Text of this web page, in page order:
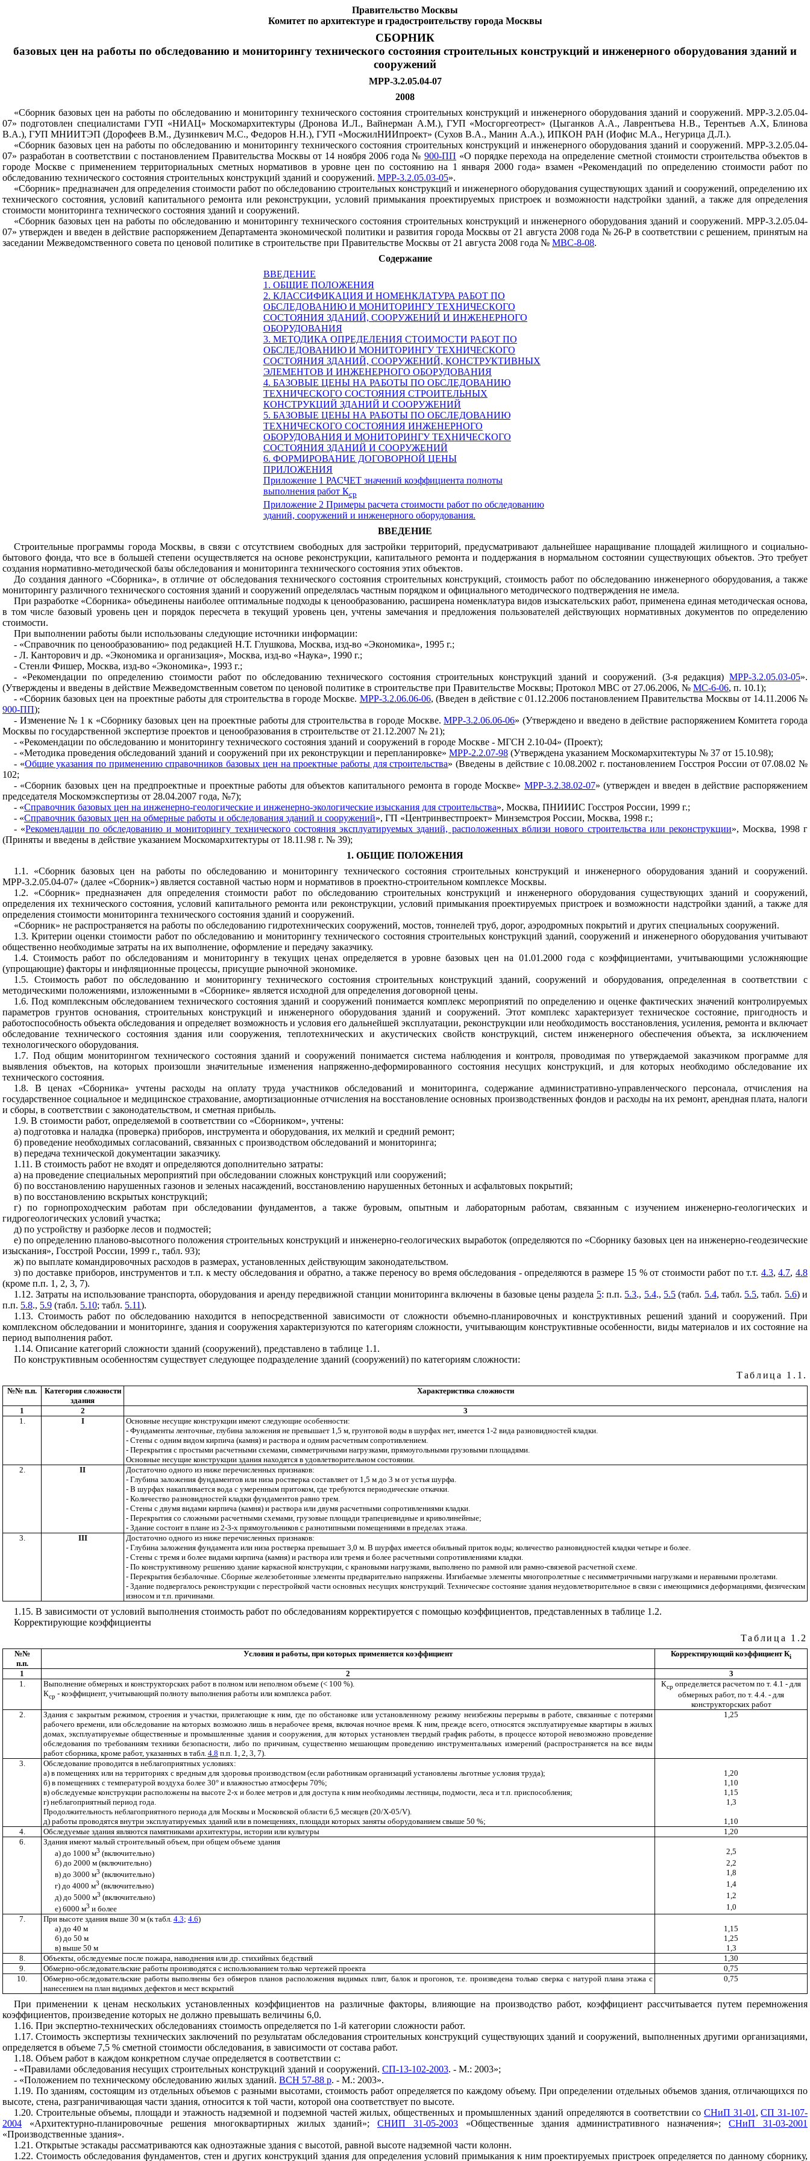
Правительство Москвы
Комитет по архитектуре и градостроительству города Москвы
СБОРНИК
базовых цен на работы по обследованию и мониторингу технического состояния строительных конструкций и инженерного оборудования зданий и
сооружений
МРР-3.2.05.04-07
2008
«Сборник базовых цен на работы по обследованию и мониторингу технического состояния строительных конструкций и инженерного оборудования зданий и сооружений. МРР-3.2.05.04-
07» подготовлен специалистами ГУП «НИАЦ» Москомархитектуры (Дронова И.Л., Вайнерман A.M.), ГУП «Мосгоргеотрест» (Цыганков А.А., Лаврентьева Н.В., Терентьев А.Х, Блинова
В.А.), ГУП МНИИТЭП (Дорофеев В.М., Дузинкевич М.С., Федоров Н.Н.), ГУП «МосжилНИИпроект» (Сухов В.А., Манин А.А.), ИПКОН РАН (Иофис М.А., Негурица Д.Л.).
«Сборник базовых цен на работы по обследованию и мониторингу технического состояния строительных конструкций и инженерного оборудования зданий и сооружений. МРР-3.2.05.04-
07» разработан в соответствии с постановлением Правительства Москвы от 14 ноября 2006 года № 900-ПП «О порядке перехода на определение сметной стоимости строительства объектов в
городе Москве с применением территориальных сметных нормативов в уровне цен по состоянию на 1 января 2000 года» взамен «Рекомендаций по определению стоимости работ по
обследованию технического состояния строительных конструкций зданий и сооружений. МРР-3.2.05.03-05».
«Сборник» предназначен для определения стоимости работ по обследованию строительных конструкций и инженерного оборудования существующих зданий и сооружений, определению их
технического состояния, условий капитального ремонта или реконструкции, условий примыкания проектируемых пристроек и возможности надстройки зданий, а также для определения
стоимости мониторинга технического состояния зданий и сооружений.
«Сборник базовых цен на работы по обследованию и мониторингу технического состояния строительных конструкций и инженерного оборудования зданий и сооружений. МРР-3.2.05.04-
07» утвержден и введен в действие распоряжением Департамента экономической политики и развития города Москвы от 21 августа 2008 года № 26-Р в соответствии с решением, принятым на
заседании Межведомственного совета по ценовой политике в строительстве при Правительстве Москвы от 21 августа 2008 года № МВС-8-08.
Содержание
ВВЕДЕНИЕ
1. ОБЩИЕ ПОЛОЖЕНИЯ
2. КЛАССИФИКАЦИЯ И НОМЕНКЛАТУРА РАБОТ ПО
ОБСЛЕДОВАНИЮ И МОНИТОРИНГУ ТЕХНИЧЕСКОГО
СОСТОЯНИЯ ЗДАНИЙ, СООРУЖЕНИЙ И ИНЖЕНЕРНОГО
ОБОРУДОВАНИЯ
3. МЕТОДИКА ОПРЕДЕЛЕНИЯ СТОИМОСТИ РАБОТ ПО
ОБСЛЕДОВАНИЮ И МОНИТОРИНГУ ТЕХНИЧЕСКОГО
СОСТОЯНИЯ ЗДАНИЙ, СООРУЖЕНИЙ, КОНСТРУКТИВНЫХ
ЭЛЕМЕНТОВ И ИНЖЕНЕРНОГО ОБОРУДОВАНИЯ
4. БАЗОВЫЕ ЦЕНЫ НА РАБОТЫ ПО ОБСЛЕДОВАНИЮ
ТЕХНИЧЕСКОГО СОСТОЯНИЯ СТРОИТЕЛЬНЫХ
КОНСТРУКЦИЙ ЗДАНИЙ И СООРУЖЕНИЙ
5. БАЗОВЫЕ ЦЕНЫ НА РАБОТЫ ПО ОБСЛЕДОВАНИЮ
ТЕХНИЧЕСКОГО СОСТОЯНИЯ ИНЖЕНЕРНОГО
ОБОРУДОВАНИЯ И МОНИТОРИНГУ ТЕХНИЧЕСКОГО
СОСТОЯНИЯ ЗДАНИЙ И СООРУЖЕНИЙ
6. ФОРМИРОВАНИЕ ДОГОВОРНОЙ ЦЕНЫ
ПРИЛОЖЕНИЯ
Приложение 1 РАСЧЕТ значений коэффициента полноты
выполнения работ Кср
Приложение 2 Примеры расчета стоимости работ по обследованию
зданий, сооружений и инженерного оборудования.
ВВЕДЕНИЕ
Строительные программы города Москвы, в связи с отсутствием свободных для застройки территорий, предусматривают дальнейшее наращивание площадей жилищного и социально-
бытового фонда, что все в большей степени осуществляется на основе реконструкции, капитального ремонта и поддержания в нормальном состоянии существующих объектов. Это требует
создания нормативно-методической базы обследования и мониторинга технического состояния этих объектов.
До создания данного «Сборника», в отличие от обследования технического состояния строительных конструкций, стоимость работ по обследованию инженерного оборудования, а также
мониторингу различного технического состояния зданий и сооружений определялась частным порядком и официального методического подтверждения не имела.
При разработке «Сборника» объединены наиболее оптимальные подходы к ценообразованию, расширена номенклатура видов изыскательских работ, применена единая методическая основа,
в том числе базовый уровень цен и порядок пересчета в текущий уровень цен, учтены замечания и предложения пользователей действующих нормативных документов по определению
стоимости.
При выполнении работы были использованы следующие источники информации:
- «Справочник по ценообразованию» под редакцией Н.Т. Глушкова, Москва, изд-во «Экономика», 1995 г.;
- Л. Канторович и др. «Экономика и организация», Москва, изд-во «Наука», 1990 г.;
- Стенли Фишер, Москва, изд-во «Экономика», 1993 г.;
- «Рекомендации по определению стоимости работ по обследованию технического состояния строительных конструкций зданий и сооружений. (3-я редакция) МРР-3.2.05.03-05».
(Утверждены и введены в действие Межведомственным советом по ценовой политике в строительстве при Правительстве Москвы; Протокол МВС от 27.06.2006, № МС-6-06, п. 10.1);
- «Сборник базовых цен на проектные работы для строительства в городе Москве. МРР-3.2.06.06-06, (Введен в действие с 01.12.2006 постановлением Правительства Москвы от 14.11.2006 №
900-ПП);
- Изменение № 1 к «Сборнику базовых цен на проектные работы для строительства в городе Москве.МРР-3.2.06.06-06» (Утверждено и введено в действие распоряжением Комитета города
Москвы по государственной экспертизе проектов и ценообразования в строительстве от 21.12.2007 № 21);
- «Рекомендации по обследованию и мониторингу технического состояния зданий и сооружений в городе Москве - МГСН 2.10-04» (Проект);
- «Методика проведения обследований зданий и сооружений при их реконструкции и перепланировке» МРР-2.2.07-98(Утверждена указанием Москомархитектуры № 37 от 15.10.98);
- «Общие указания по применению справочников базовых цен на проектные работы для строительства» (Введены в действие с 10.08.2002 г. постановлением Госстроя России от 07.08.02 №
102;
- «Сборник базовых цен на предпроектные и проектные работы для объектов капитального ремонта в городе Москве» МРР-3.2.38.02-07» (утвержден и введен в действие распоряжением
председателя Москомэкспертизы от 28.04.2007 года, №7);
- «Справочник базовых цен на инженерно-геологические и инженерно-экологические изыскания для строительства», Москва, ПНИИИС Госстроя России, 1999 г.;
- «Справочник базовых цен на обмерные работы и обследования зданий и сооружений», ГП «Центринвестпроект» Минземстроя России, Москва, 1998 г.;
- «Рекомендации по обследованию и мониторингу технического состояния эксплуатируемых зданий, расположенных вблизи нового строительства или реконструкции», Москва, 1998 г
(Приняты и введены в действие указанием Москомархитектуры от 18.11.98 г. № 39);
1. ОБЩИЕ ПОЛОЖЕНИЯ
1.1. «Сборник базовых цен на работы по обследованию и мониторингу технического состояния строительных конструкций и инженерного оборудования зданий и сооружений.
МРР-3.2.05.04-07» (далее «Сборник») является составной частью норм и нормативов в проектно-строительном комплексе Москвы.
1.2. «Сборник» предназначен для определения стоимости работ по обследованию строительных конструкций и инженерного оборудования существующих зданий и сооружений,
определения их технического состояния, условий капитального ремонта или реконструкции, условий примыкания проектируемых пристроек и возможности надстройки зданий, а также для
определения стоимости мониторинга технического состояния зданий и сооружений.
«Сборник» не распространяется на работы по обследованию гидротехнических сооружений, мостов, тоннелей труб, дорог, аэродромных покрытий и других специальных сооружений.
1.3. Критерии оценки стоимости работ по обследованию и мониторингу технического состояния строительных конструкций зданий, сооружений и инженерного оборудования учитывают
общественно необходимые затраты на их выполнение, оформление и передачу заказчику.
1.4. Стоимость работ по обследованиям и мониторингу в текущих ценах определяется в уровне базовых цен на 01.01.2000 года с коэффициентами, учитывающими усложняющие
(упрощающие) факторы и инфляционные процессы, присущие рыночной экономике.
1.5. Стоимость работ по обследованию и мониторингу технического состояния строительных конструкций зданий, сооружений и оборудования, определенная в соответствии
с
методическими положениями, изложенными в «Сборнике» является исходной для определения договорной цены.
1.6. Под комплексным обследованием технического состояния зданий и сооруженийпонимается комплекс мероприятий по определению и оценке фактических значений контролируемых
параметров грунтов основания, строительных конструкций и инженерного оборудования зданий и сооружений. Этот комплекс характеризует техническое состояние, пригодность и
работоспособность объекта обследования и определяет возможность и условия его дальнейшей эксплуатации, реконструкции или необходимость восстановления, усиления, ремонта и включает
обследование технического состояния здания или сооружения, теплотехнических и акустических свойств конструкций, систем инженерного обеспечения объекта, за исключением
технологического оборудования.
1.7. Под общим мониторингом технического состояния зданий и сооружений понимается система наблюдения и контроля, проводимая по утверждаемой заказчиком программе для
выявления объектов, на которых произошли значительные изменения напряженно-деформированного состояния несущих конструкций, и для которых необходимо обследование их
технического состояния.
1.8. В ценах «Сборника» учтены расходы на оплату труда участников обследований и мониторинга, содержание административно-управленческого персонала, отчисления на
государственное социальное и медицинское страхование, амортизационные отчисления на восстановление основных производственных фондов и расходы на их ремонт, арендная плата, налоги
и сборы, в соответствии с законодательством, и сметная прибыль.
1.9. В стоимости работ, определяемой в соответствии со «Сборником», учтены:
а) подготовка и наладка (проверка) приборов, инструмента и оборудования, их мелкий и средний ремонт;
б) проведение необходимых согласований, связанных с производством обследований и мониторинга;
в) передача технической документации заказчику.
1.11. В стоимость работ не входят и определяются дополнительно затраты:
а) на проведение специальных мероприятий при обследовании сложных конструкций или сооружений;
б) по восстановлению нарушенных газонов и зеленых насаждений, восстановлению нарушенных бетонных и асфальтовых покрытий;
в) по восстановлению вскрытых конструкций;
г) по горнопроходческим работам при обследовании фундаментов, а также буровым, опытным и лабораторным работам, связанным с изучением инженерно-геологических и
гидрогеологических условий участка;
д) по устройству и разборке лесов и подмостей;
е) по определению планово-высотного положения строительных конструкций и инженерно-геологических выработок (определяются по «Сборнику базовых цен на инженерно-геодезические
изыскания», Госстрой России, 1999 г., табл. 93);
ж) по выплате командировочных расходов в размерах, установленных действующим законодательством.
з) по доставке приборов, инструментов и т.п. к месту обследования и обратно, а также переносу во время обследования - определяются в размере 15 % от стоимости работ по т.т. 4.3,4.7,4.8
(кроме п.п. 1, 2, 3, 7).
1.12. Затраты на использование транспорта, оборудования и аренду передвижной станции мониторинга включены в базовые цены раздела 5: п.п. 5.3., 5.4., 5.5(табл. 5.4, табл. 5.5, табл. 5.6) и
п.п. 5.8., 5.9 (табл. 5.10; табл. 5.11).
1.13. Стоимость работ по обследованию находится в непосредственной зависимости от сложности объемно-планировочных и конструктивных решений зданий и сооружений. При
комплексном обследовании и мониторинге, здания и сооружения характеризуются по категориям сложности, учитывающим конструктивные особенности, виды материалов и их состояние на
период выполнения работ.
1.14. Описание категорий сложности зданий (сооружений), представлено в таблице 1.1.
По конструктивным особенностям существует следующее подразделение зданий (сооружений) по категориям сложности:
Таблица 1.1.
№№ п.п.
Категория сложности
здания
Характеристика сложности
1 2
3
1.
I
Основные несущие конструкции имеют следующие особенности:
- Фундаменты ленточные, глубина заложения не превышает 1,5 м, грунтовой воды в шурфах нет, имеется 1-2 вида разновидностей кладки.
- Стены с одним видом кирпича (камня) и раствора и одним расчетным сопротивлением.
- Перекрытия с простыми расчетными схемами, симметричными нагрузками, прямоугольными грузовыми площадями.
Основные несущие конструкции здания находятся в удовлетворительном состоянии.
2.
II
Достаточно одного из ниже перечисленных признаков:
- Глубина заложения фундаментов или низа ростверка составляет от 1,5 м до 3 м от устья шурфа.
- В шурфах накапливается вода с умеренным притоком, где требуются периодические откачки.
- Количество разновидностей кладки фундаментов равно трем.
- Стены с двумя видами кирпича (камня) и раствора или двумя расчетными сопротивлениями кладки.
- Перекрытия со сложными расчетными схемами, грузовые площади трапециевидные и криволинейные;
- Здание состоит в плане из 2-3-х прямоугольников с разнотипными помещениями в пределах этажа.
3.
III
Достаточно одного из ниже перечисленных признаков:
- Глубина заложения фундамента или низа ростверка превышает 3,0 м. В шурфах имеется обильный приток воды; количество разновидностей кладки четыре и более.
- Стены с тремя и более видами кирпича (камня) и раствора или тремя и более расчетными сопротивлениями кладки.
- По конструктивному решению здание каркасной конструкции, с крановыми нагрузками, выполнено по рамной или рамно-связевой расчетной схеме.
- Перекрытия безбалочные. Сборные железобетонные элементы предварительно напряжены. Изгибаемые элементы многопролетные с несимметричными нагрузками и неравными пролетами.
- Здание подвергалось реконструкции с перестройкой части основных несущих конструкций. Техническое состояние здания неудовлетворительное в связи с имеющимися деформациями, физическим
износом и т.п. причинами.
1.15. В зависимости от условий выполнения стоимость работ по обследованиям корректируется с помощью коэффициентов, представленных в таблице 1.2.
Корректирующие коэффициенты
Таблица 1.2
№№
п.п.
Условия и работы, при которых применяется коэффициент Корректирующий коэффициент Кi
1 2
3
1.
Выполнение обмерных и конструкторских работ в полном или неполном объеме (< 100 %).
Кср - коэффициент, учитывающий полноту выполнения работы или комплекса работ.
Кср определяется расчетом по т. 4.1 - для
обмерных работ, по т. 4.4. - для
конструкторских работ
2.
Здания с закрытым режимом, строения и участки, прилегающие к ним, где по обстановке или установленному режиму неизбежны перерывы в работе, связанные с потерями
рабочего времени, или обследование на которых возможно лишь в нерабочее время, включая ночное время. К ним, прежде всего, относятся эксплуатируемые квартиры в жилых
домах, эксплуатируемые общественные и промышленные здания и сооружения, для которых установлен твердый график работы, в процессе которой невозможно проведение
обследования по требованиям техники безопасности, либо по причинам, существенно мешающим проведению инструментальных измерений (распространяется на все виды
работ сборника, кроме работ, указанных в табл. 4.8 п.п. 1, 2, 3, 7).
1,25
3.
Обследование проводится в неблагоприятных условиях:
а) в помещениях или на территориях с вредным для здоровья производством (если работникам организаций установлены льготные условия труда);
1,20
б) в помещениях с температурой воздуха более 30° и влажностью атмосферы 70%;
1,10
в) обследуемые конструкции расположены на высоте 2-х и более метров и для доступа к ним необходимы лестницы, подмости, леса и т.п. приспособления;
1,15
г) неблагоприятный период года.
Продолжительность неблагоприятного периода для Москвы и Московской области 6,5 месяцев (20/X-05/V).
1,3
д) работы проводятся внутри эксплуатируемых зданий или в помещениях, площади которых заняты оборудованием свыше 50 %;
1,10
4.
Обследуемые здания являются памятниками архитектуры, истории или культуры
1,20
6.
Здания имеют малый строительный объем, при общем объеме здания
а) до 1000 м3 (включительно)
2,5
б) до 2000 м (включительно)
2,2
в) до 3000 м3 (включительно)
1,8
г) до 4000 м3 (включительно)
1,4
д) до 5000 м3 (включительно)
1,2
е) 6000 м3 и более
1,0
7.
При высоте здания выше 30 м (к табл. 4.3; 4.6)
а) до 40 м
1,15
б) до 50 м
1,25
в) выше 50 м
1,3
8.
Объекты, обследуемые после пожара, наводнения или др. стихийных бедствий
1,30
9.
Обмерно-обследовательские работы производятся с использованием только чертежей проекта
0,75
10.
Обмерно-обследовательские работы выполнены без обмеров планов расположения видимых плит, балок и прогонов, т.е. произведена только сверка с натурой плана этажа с
нанесением на план видимых дефектов и мест вскрытий
0,75
При применении к ценам нескольких установленных коэффициентов на различные факторы, влияющие на производство работ, коэффициент рассчитывается путем перемножения
коэффициентов, произведение которых не должно превышать величины 6,0.
1.16. При экспертно-технических обследованиях стоимость определяется по 1-й категории сложности работ.
1.17. Стоимость экспертизы технических заключений по результатам обследования строительных конструкций существующих зданий и сооружений, выполненных другими организациями,
определяется в объеме 7,5 % сметной стоимости обследования, в зависимости от состава работ.
1.18. Объем работ в каждом конкретном случае определяется в соответствии с:
- «Правилами обследования несущих строительных конструкций зданий и сооружений. СП-13-102-2003. - М.: 2003»;
- «Положением по техническому обследованию жилых зданий. ВСН 57-88 р. - М.: 2003».
1.19. По зданиям, состоящим из отдельных объемов с разными высотами, стоимость работ определяется по каждому объему. При определении отдельных объемов здания, отличающихся по
высоте, стена, разграничивающая части здания, относится к той части, которой она соответствует по высоте.
1.20. Строительные объемы, площади и этажность надземной и подземной частей жилых, общественных и промышленных зданий определяются в соответствии соСНиП 31-01 ,СП 31-107-
2004 «Архитектурно-планировочные решения многоквартирных жилых зданий»; СНИП 31-05-2003 «Общественные здания административного назначения»; СНиП 31-03-2001
«Производственные здания».
1.21. Открытые эстакады рассматриваются как одноэтажные здания с высотой, равной высоте надземной части колонн.
1.22. Стоимость обследования фундаментов, стен и других конструкций здания для определения условий примыкания к ним проектируемых пристроек определяется по данному сборнику,